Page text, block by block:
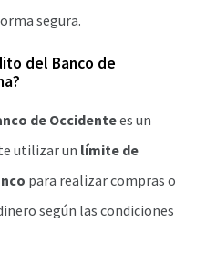
segura.
del Banco de
de Occidentees un
utilizar un límite de
para realizar compras o
según las condiciones